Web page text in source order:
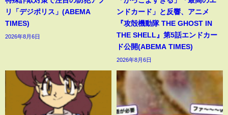
リ「デジポリス」(ABEMA
TIMES)
2026年8月6日
ンドカード」と反響、アニメ
『攻殻機動隊 THE GHOST IN
THE SHELL』第5話エンドカー
ド公開(ABEMA TIMES)
2026年8月6日